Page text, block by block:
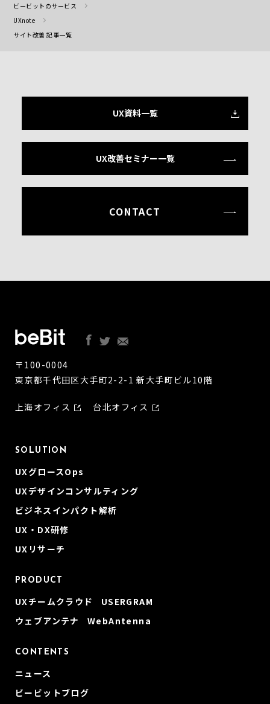
ビービットのサービス
UXnote
サイト改善 記事一覧
UX資料一覧
UX改善セミナー一覧
CONTACT
〒100-0004
東京都千代田区大手町2-2-1 新大手町ビル10階
上海オフィス 台北オフィス
SOLUTION
UXグロースOps
UXデザインコンサルティング
ビジネスインパクト解析
UX・DX研修
UXリサーチ
PRODUCT
UXチームクラウド USERGRAM
ウェブアンテナ WebAntenna
CONTENTS
ニュース
ビービットブログ